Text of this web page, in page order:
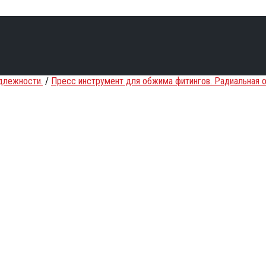
/ Пресс инструмент для обжима фитингов. Радиальная